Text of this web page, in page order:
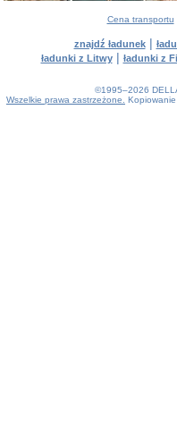
Cena transportu
znajdź ładunek|
ładunki z Litwy| ładunki z
©1995–2026
Wszelkie prawa zastrzeżone.